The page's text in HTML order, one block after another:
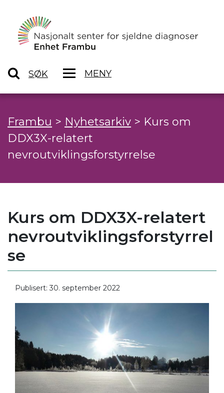
SØK MENY
Frambu > Nyhetsarkiv > Kurs om
DDX3X-relatert
nevroutviklingsforstyrrelse
Kurs om DDX3X-relatert
nevroutviklingsforstyrrel
se
Publisert: 30. september 2022